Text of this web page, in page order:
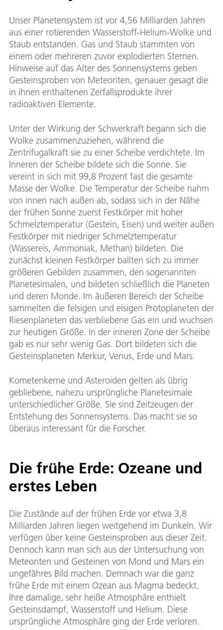
Unser Planetensystem ist vor 4,56 Milliarden Jahren
aus einer rotierenden Wasserstoff-Helium-Wolke und
Staub entstanden. Gas und Staub stammten von
einem oder mehreren zuvor explodierten Sternen.
Hinweise auf das Alter des Sonnensystems geben
Gesteinsproben von Meteoriten, genauer gesagt die
in ihnen enthaltenen Zerfallsprodukte ihrer
radioaktiven Elemente.
Unter der Wirkung der Schwerkraft begann sich die
Wolke zusammenzuziehen, während die
Zentrifugalkraft sie zu einer Scheibe verdichtete. Im
Inneren der Scheibe bildete sich die Sonne. Sie
vereint in sich mit 99,8 Prozent fast die gesamte
Masse der Wolke. Die Temperatur der Scheibe nahm
von innen nach außen ab, sodass sich in der Nähe
der frühen Sonne zuerst Festkörper mit hoher
Schmelztemperatur (Gestein, Eisen) und weiter außen
Festkörper mit niedriger Schmelztemperatur
(Wassereis, Ammoniak, Methan) bildeten. Die
zunächst kleinen Festkörper ballten sich zu immer
größeren Gebilden zusammen, den sogenannten
Planetesimalen, und bildeten schließlich die Planeten
und deren Monde. Im äußeren Bereich der Scheibe
sammelten die felsigen und eisigen Protoplaneten der
Riesenplaneten das verbliebene Gas ein und wuchsen
zur heutigen Größe. In der inneren Zone der Scheibe
gab es nur sehr wenig Gas. Dort bildeten sich die
Gesteinsplaneten Merkur, Venus, Erde und Mars.
Kometenkerne und Asteroiden gelten als übrig
gebliebene, nahezu ursprüngliche Planetesimale
unterschiedlicher Größe. Sie sind Zeitzeugen der
Entstehung des Sonnensystems. Das macht sie so
überaus interessant für die Forscher.
Die frühe Erde: Ozeane und
erstes Leben
Die Zustände auf der frühen Erde vor etwa 3,8
Milliarden Jahren liegen weitgehend im Dunkeln. Wir
verfügen über keine Gesteinsproben aus dieser Zeit.
Dennoch kann man sich aus der Untersuchung von
Meteoriten und Gesteinen von Mond und Mars ein
ungefähres Bild machen. Demnach war die ganz
frühe Erde mit einem Ozean aus Magma bedeckt.
Ihre damalige, sehr heiße Atmosphäre enthielt
Gesteinsdampf, Wasserstoff und Helium. Diese
ursprüngliche Atmosphäre ging der Erde verloren.